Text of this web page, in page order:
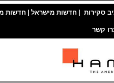
| חדשות מישראל | חדשות מהעולם